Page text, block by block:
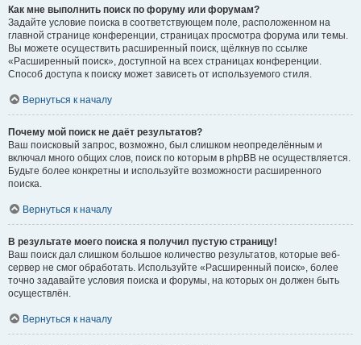
Как мне выполнить поиск по форуму или форумам?
Задайте условие поиска в соответствующем поле, расположенном на
главной странице конференции, страницах просмотра форума или темы.
Вы можете осуществить расширенный поиск, щёлкнув по ссылке
«Расширенный поиск», доступной на всех страницах конференции.
Способ доступа к поиску может зависеть от используемого стиля.
Вернуться к началу
Почему мой поиск не даёт результатов?
Ваш поисковый запрос, возможно, был слишком неопределённым и
включал много общих слов, поиск по которым в phpBB не осуществляется.
Будьте более конкретны и используйте возможности расширенного
поиска.
Вернуться к началу
В результате моего поиска я получил пустую страницу!
Ваш поиск дал слишком большое количество результатов, которые веб-
сервер не смог обработать. Используйте «Расширенный поиск», более
точно задавайте условия поиска и форумы, на которых он должен быть
осуществлён.
Вернуться к началу